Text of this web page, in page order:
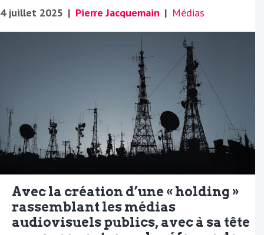
4 juillet 2025 | Pierre Jacquemain | Médias
Avec la création d’une « holding »
rassemblant les médias
audiovisuels publics, avec à sa tête